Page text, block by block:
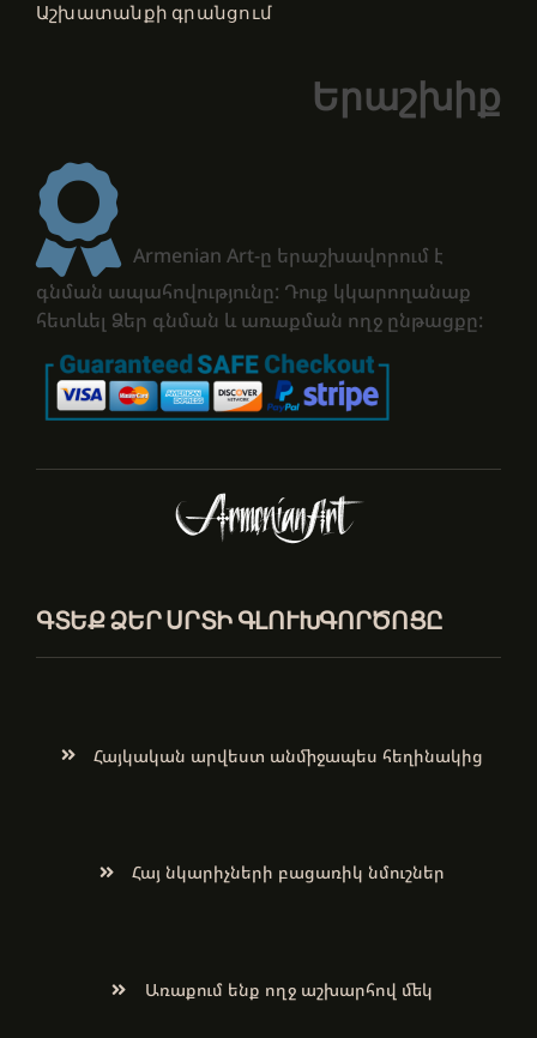
Աշխատանքի գրանցում
Երաշխիք
Armenian Art-ը երաշխավորում է
գնման ապահովությունը: Դուք կկարողանաք
հետևել Ձեր գնման և առաքման ողջ ընթացքը:
ԳՏԵՔ ՁԵՐ ՍՐՏԻ ԳԼՈՒԽԳՈՐԾՈՑԸ
Հայկական արվեստ անմիջապես հեղինակից
Հայ նկարիչների բացառիկ նմուշներ
Առաքում ենք ողջ աշխարհով մեկ